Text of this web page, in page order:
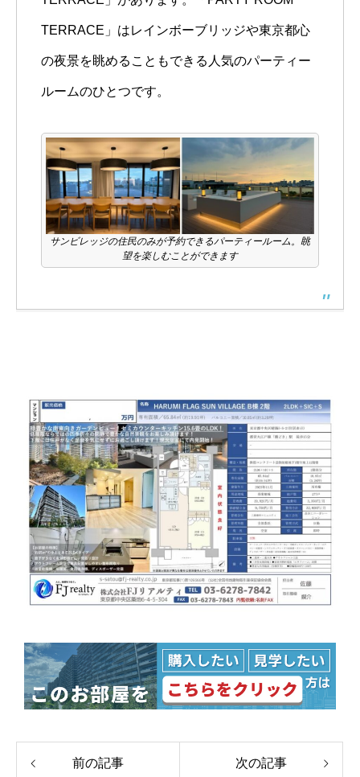
TERRACE」はレインボーブリッジや東京都心
の夜景を眺めることもできる人気のパーティー
ルームのひとつです。
サンビレッジの住民のみが予約できるパーティールーム。眺
望を楽しむことができます
前の記事 次の記事